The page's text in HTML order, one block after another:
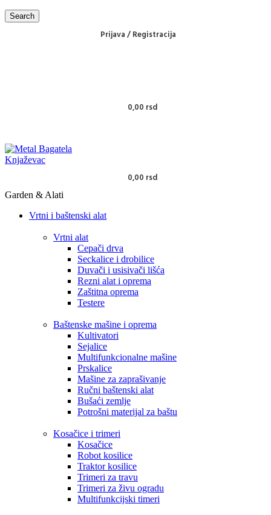
Search
Prijava / Registracija
0,00 rsd
0,00 rsd
Garden & Alati
Vrtni i baštenski alat
Vrtni alat
Cepači drva
Seckalice i drobilice
Duvači i usisivači lišća
Rezni alat i oprema
Zaštitna oprema
Testere
Baštenske mašine i oprema
Kultivatori
Sejalice
Multifunkcionalne mašine
Prskalice
Mašine za zaprašivanje
Ručni baštenski alat
Bušaći zemlje
Potrošni materijal za baštu
Kosačice i trimeri
Kosačice
Robot kosilice
Traktor kosilice
Trimeri za travu
Trimeri za živu ogradu
Multifunkcijski timeri